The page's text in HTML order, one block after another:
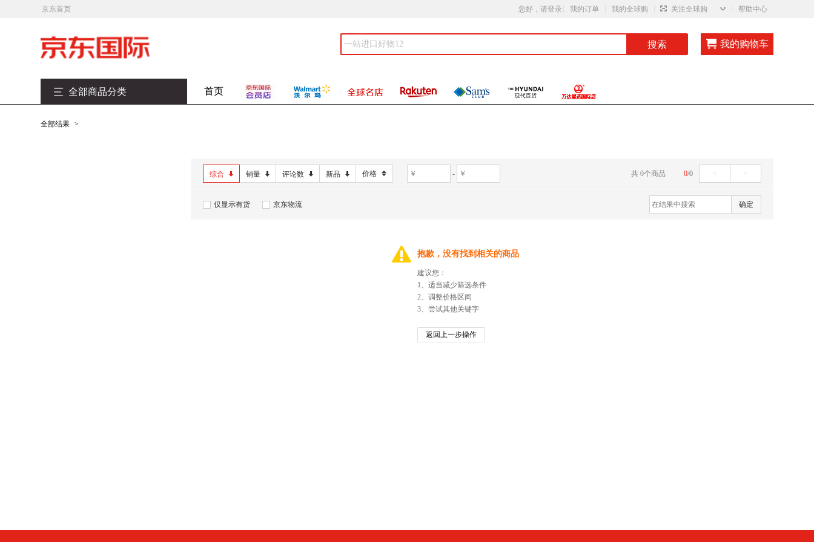
京东首页 您好，请登录 我的订单 我的全球购 关注全球购 ◇ 帮助中心
搜索 我的购物车
全部商品分类 首页
全部结果 >
综合 销量 评论数 新品 价格 - 0/0 < >
共 0个商品
仅显示有货 京东物流 确定
抱歉，没有找到相关的商品
建议您：
1、适当减少筛选条件
2、调整价格区间
3、尝试其他关键字
返回上一步操作